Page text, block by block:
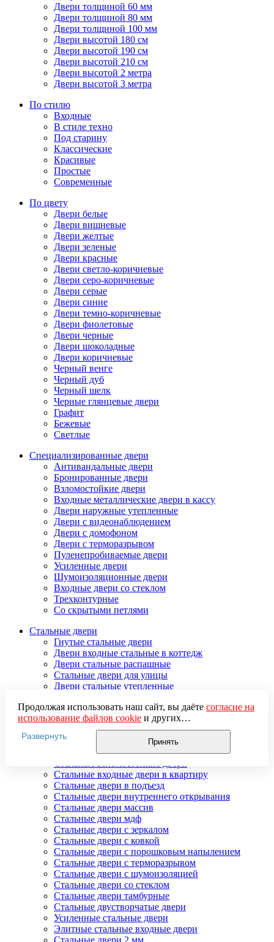
Двери толщиной 60 мм
Двери толщиной 80 мм
Двери толщиной 100 мм
Двери высотой 180 см
Двери высотой 190 см
Двери высотой 210 см
Двери высотой 2 метра
Двери высотой 3 метра
По стилю
Входные
В стиле техно
Под старину
Классические
Красивые
Простые
Современные
По цвету
Двери белые
Двери вишневые
Двери желтые
Двери зеленые
Двери красные
Двери светло-коричневые
Двери серо-коричневые
Двери серые
Двери синие
Двери темно-коричневые
Двери фиолетовые
Двери черные
Двери шоколадные
Двери коричневые
Черный венге
Черный дуб
Черный шелк
Черные глянцевые двери
Графит
Бежевые
Светлые
Специализированные двери
Антивандальные двери
Бронированные двери
Взломостойкие двери
Входные металлические двери в кассу
Двери наружные утепленные
Двери с видеонаблюдением
Двери с домофоном
Двери с терморазрывом
Пуленепробиваемые двери
Усиленные двери
Шумоизоляционные двери
Входные двери со стеклом
Трехконтурные
Со скрытыми петлями
Стальные двери
Гнутые стальные двери
Двери входные стальные в коттедж
Двери стальные распашные
Стальные двери для улицы
Двери стальные утепленные
Наружные стальные двери
Недорогие стальные двери
Распродажа стальных дверей
Стальная дверь в дом
Стальная дверь на дачу
Стальные входные двери в квартиру
Стальные двери в подъезд
Стальные двери внутреннего открывания
Стальные двери массив
Стальные двери мдф
Стальные двери с зеркалом
Стальные двери с ковкой
Стальные двери с порошковым напылением
Стальные двери с терморазрывом
Стальные двери с шумоизоляцией
Стальные двери со стеклом
Стальные двери тамбурные
Стальные двустворчатые двери
Усиленные стальные двери
Элитные стальные входные двери
Стальные двери 2 мм
Продолжая использовать наш сайт, вы даёте согласие на
использование файлов cookieи других
пользовательских данных (включая IP-адрес, сведения о
местоположении, устройстве, действиях на сайте и т. п.)
для функционирования сайта, проведения
использования систем аналитики (например,
Яндекс.Метрика), в соответствии с нашей
обработки персональных данных.
Если вы не хотите, чтобы ваши данные обрабатывались,
настройте ограничения в браузере или покиньте сайт.
Развернуть
Принять